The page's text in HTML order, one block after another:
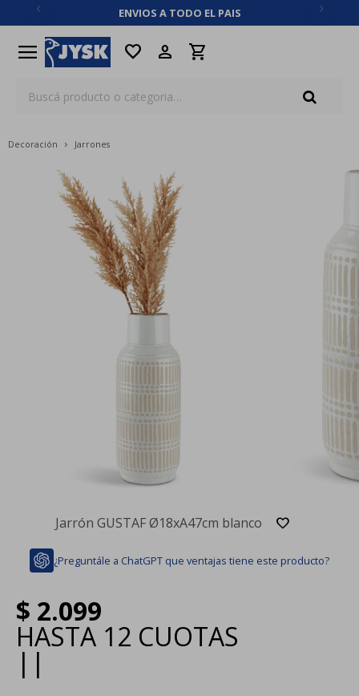
ENVIOS A TODO EL PAIS
menu favorite
Decoración Jarrones
Jarrón GUSTAF Ø18xA47cm blanco
¿Preguntále a ChatGPT que ventajas tiene este producto?
$ 2.099
HASTA 12 CUOTAS
| |
close